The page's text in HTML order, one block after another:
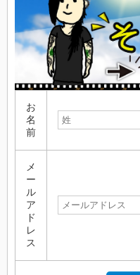
お
名
前
メ
ー
ル
ア
ド
レ
ス